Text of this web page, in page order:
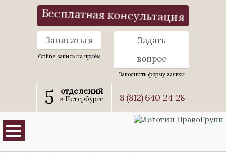
Бесплатная консультация
Записаться
Online запись на приём
Задать
вопрос
Заполнить форму заявки
5 отделений
в Петербурге 8 (812) 640-24-28